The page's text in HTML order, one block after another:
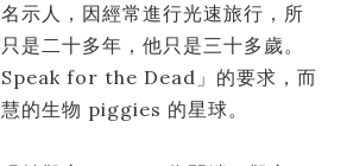
示人，因經常進行光速旅行，所
是二十多年，他只是三十多歲。
Speak for the Dead」的要求，而
的生物 piggies 的星球。